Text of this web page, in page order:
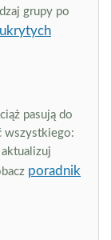
grupy po
pasują do
wszystkiego:
poradnik